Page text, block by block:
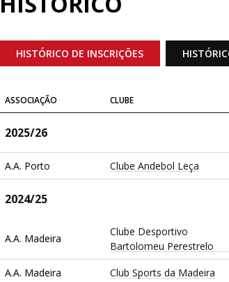
HISTÓRICO DE INSCRIÇÕES
ASSOCIAÇÃO CLUBE
2025/26
A.A. Porto Clube Andebol Leça
2024/25
A.A. Madeira
Clube Desportivo
Bartolomeu Perestrelo
A.A. Madeira Club Sports da Madeira